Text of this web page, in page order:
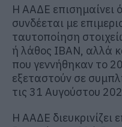
Η ΑΑΔΕ επισημαίνει
συνδέεται με
ταυτοποίηση
ή λάθος IBAN, αλλά
που γεννήθηκαν το
εξεταστούν σε
τις 31 Αυγούστου
Η ΑΑΔΕ διευκρινίζει